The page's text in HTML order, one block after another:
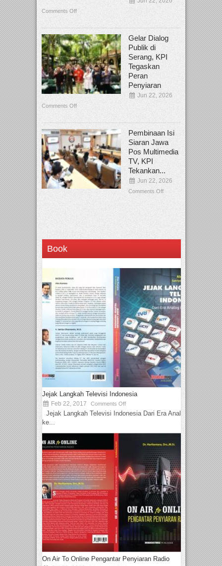
Comments Off
Gelar Dialog
Publik di
Serang, KPI
Tegaskan
Peran
Penyiaran
Jun 22, 2026
Comments Off
Pembinaan Isi
Siaran Jawa
Pos Multimedia
TV, KPI
Tekankan...
Jun 22, 2026
Comments Off
Book
Jejak Langkah Televisi Indonesia
Feb 22, 2017 Comments Off
Jejak Langkah Televisi Indonesia Dari Era Analog
ke...
On Air To Online Pengantar Penyiaran Radio